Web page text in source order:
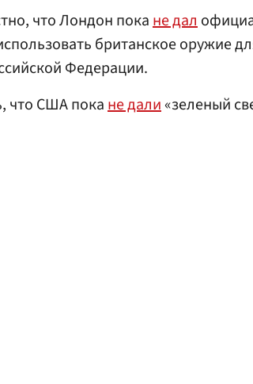
что Лондон покане дал
британское оружие
Федерации.
что США покане дали«зеленый